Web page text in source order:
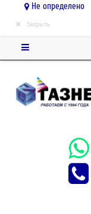
Не определено
× Закрыть